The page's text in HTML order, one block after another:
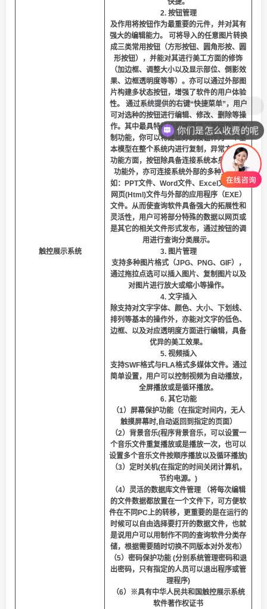
触控展示系统
快捷。
2. 按钮管理
及作用将按钮作为最重要的元件，并对其有
强大的编辑能力。 可将导入的任意图片转换
成三类常用按钮（方形按钮、圆角形按、圆
形按钮），并能对其进行美工方面的修饰
（加边框、调整大小以及显示部位、倒影效
果、边框透明度等等）。亦可以通过外部图
片构建多状态按钮，增强了软件的用户体验
性。 通过系统提供的右键“快捷菜单”，用户
可对选种的按钮进行编辑、修改、删除等操
作。其中最具特征的是还提供了按钮直接复
制功能，你可以将建立好的按钮作为一个基
本模型在整个系统内进行复制，异常方便。
功能方面，按钮除具备连接系统本身的页面
功能外，亦可连接系统外部的多种文件，
如：PPT文件、Word文件、Excel文件以及
网页(Html)文件与外部的应用程序（EXE）
文件。从而使查询软件具备强大的拓展性和
灵活性，用户可将部分特殊的数据以网页或
是其它的相关文件形式发布，通过按钮的调
用进行查询分类展示。
3. 图片管理
支持多种图片格式（JPG、PNG、GIF），
通过拖拉点选可以插入图片、复制图片以及
对图片进行放大或缩小等操作。
4. 文字插入
除支持对文字字体、颜色、大小、下划线、
排列等基本的操作外，亦能对文字的低色、
边框、以及对应透明度方面进行编辑，具备
优异的美工效果。
5. 视频插入
支持SWF格式与FLA格式多媒体文件。通过
简单设置，用户可以控制视频为自动播放，
全屏播放或是循环播放。
6. 其它功能
（1）屏幕保护功能（在指定时间内，无人
触摸屏幕时,自动返回到指定的页面）
（2）背景音乐(程序背景音乐，可以设置一
个音乐文件重复播放或是播放一次，也可以
设置多个音乐文件按顺序播放以及循环播放)
（3）定时关机(在指定的时间关闭计算机，
节约电源。)
（4）灵活的数据库文件管理 （将每次编辑
的文件数据都放置在一个文件下，可方便软
件在不同PC上的转移，更重要的是在运行的
时候可以自由选择要打开的数据文件，也就
是说用户可以用制作不同的查询软件分类存
储，根据需要随时切换不同版本对外发布）
（5）密码保护功能 (分别系统管理密码和退
出密码，只有指定的人员可以退出程序或管
理程序)
（6）※具有中华人民共和国触控展示系统
软件著作权证书
你们是怎么收费的呢